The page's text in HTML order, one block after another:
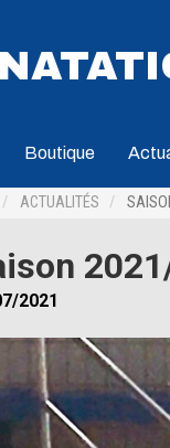
Boutique
ACTUALITÉS
2021